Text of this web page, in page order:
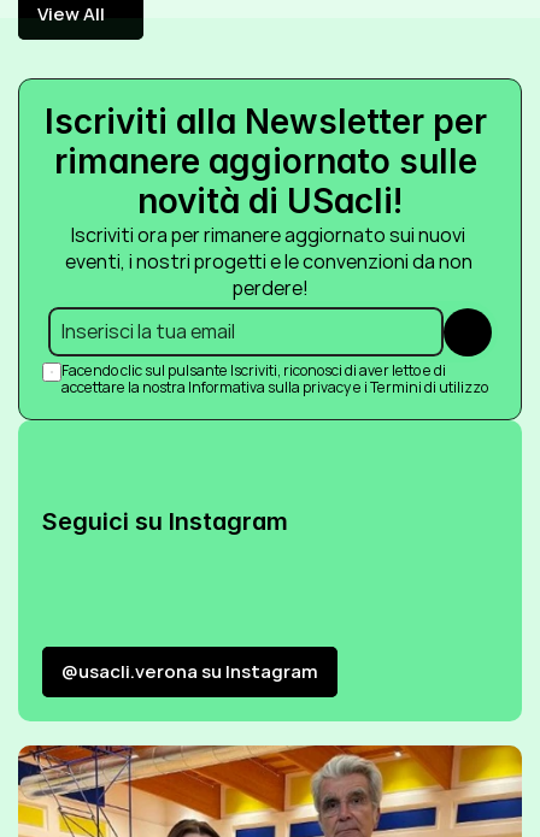
View All
View All
Iscriviti alla Newsletter per
rimanere aggiornato sulle
novità di USacli!
Iscriviti ora per rimanere aggiornato sui nuovi
eventi, i nostri progetti e le convenzioni da non
perdere!
Submit
Facendo clic sul pulsante Iscriviti, riconosci di aver letto e di
accettare la nostra Informativa sulla privacy e i Termini di utilizzo
Seguici su Instagram
@usacli.verona su Instagram
@usacli.verona su Instagram